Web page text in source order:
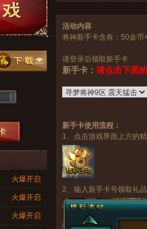
火爆开启
火爆开启
火爆开启
活动内容
将神新手卡含有：50金币
请登录后领取新手卡
新手卡： 请点击下面
新手卡使用流程：
1、点击游戏界面上方的
2、输入新手卡号领取礼品